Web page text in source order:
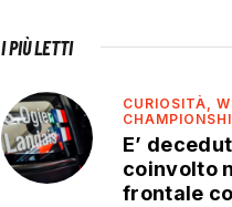
I PIÙ LETTI
CURIOSITÀ,
E’
coinvolto
frontale